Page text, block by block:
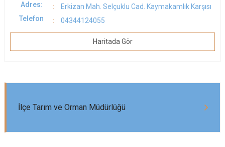
Adres:
Erkizan Mah. Selçuklu Cad. Kaymakamlık Karşısı
Telefon
04344124055
Haritada Gör
İlçe Tarım ve Orman Müdürlüğü